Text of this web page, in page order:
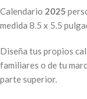
Calendario 2025
medida 8.5 x 5.5
Diseña tus propios
familiares o de tu
parte superior.